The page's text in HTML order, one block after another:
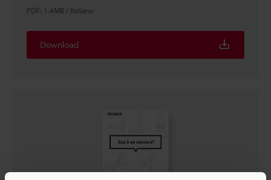
PDF: 1.4MB / Italiano
Download